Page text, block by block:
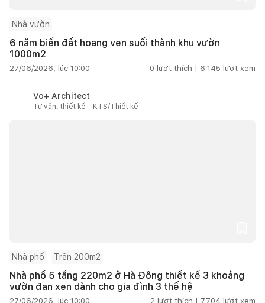
Nhà vườn
6 năm biến đất hoang ven suối thành khu vườn
1000m2
27/06/2026, lúc 10:00 0 lượt thích | 6.145 lượt xem
Vo+ Architect
Tư vấn, thiết kế - KTS/Thiết kế
Nhà phố Trên 200m2
Nhà phố 5 tầng 220m2 ở Hà Đông thiết kế 3 khoảng
vườn đan xen dành cho gia đình 3 thế hệ
27/06/2026, lúc 10:00 2 lượt thích | 7.704 lượt xem